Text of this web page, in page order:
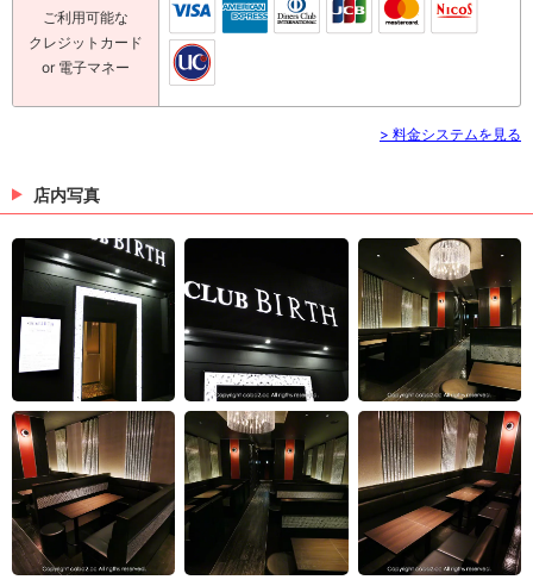
ご利用可能な
クレジットカード
or 電子マネー
> 料金システムを見る
店内写真